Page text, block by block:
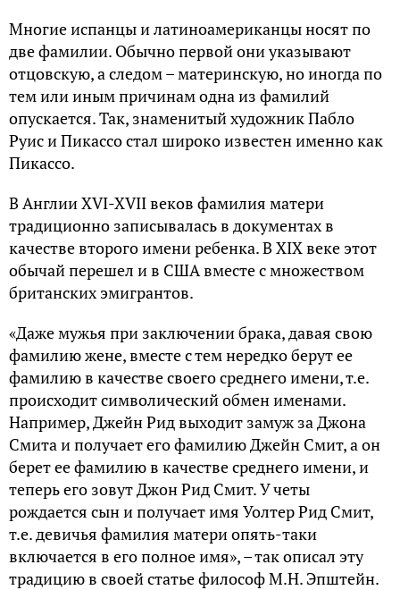
Многие испанцы и латиноамериканцы носят по
две фамилии. Обычно первой они указывают
отцовскую, а следом – материнскую, но иногда по
тем или иным причинам одна из фамилий
опускается. Так, знаменитый художник Пабло
Руис и Пикассо стал широко известен именно как
Пикассо.
В Англии XVI-XVII веков фамилия матери
традиционно записывалась в документах в
качестве второго имени ребенка. В XIX веке этот
обычай перешел и в США вместе с множеством
британских эмигрантов.
«Даже мужья при заключении брака, давая свою
фамилию жене, вместе с тем нередко берут ее
фамилию в качестве своего среднего имени, т.е.
происходит символический обмен именами.
Например, Джейн Рид выходит замуж за Джона
Смита и получает его фамилию Джейн Смит, а он
берет ее фамилию в качестве среднего имени, и
теперь его зовут Джон Рид Смит. У четы
рождается сын и получает имя Уолтер Рид Смит,
т.е. девичья фамилия матери опять-таки
включается в его полное имя», – так описал эту
традицию в своей статье философ М.Н. Эпштейн.